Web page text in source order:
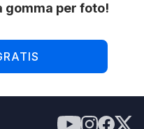
gomma per foto!